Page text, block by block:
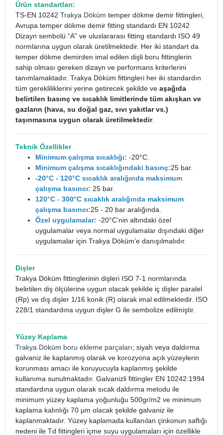
Ürün standartları:
TS-EN 10242 Trakya Döküm temper dökme demir fittingleri,
Avrupa temper dökme demir fitting standardı EN 10242
Dizayn sembolü “A” ve uluslararası fitting standardı ISO 49
normlarına uygun olarak üretilmektedir. Her iki standart da
temper dökme demirden imal edilen dişli boru fittinglerin
sahip olması gereken dizayn ve performans kriterlerini
tanımlamaktadır. Trakya Döküm fittingleri her iki standardın
tüm gerekliliklerini yerine getirecek şekilde ve aşağıda
belirtilen basınç ve sıcaklık limitlerinde tüm akışkan ve
gazların (hava, su doğal gaz, sıvı yakıtlar vs.)
taşınmasına uygun olarak üretilmektedir.
Teknik Özellikler
Minimum çalışma sıcaklığı: -20°C.
Minimum çalışma sıcaklığındaki basınç:25 bar.
-20°C - 120°C sıcaklık aralığında maksimum
çalışma basıncı: 25 bar.
120°C - 300°C sıcaklık aralığında maksimum
çalışma basıncı:25 - 20 bar aralığında.
Özel uygulamalar: -20°C’nin altındaki özel
uygulamalar veya normal uygulamalar dışındaki diğer
uygulamalar için Trakya Döküm’e danışılmalıdır.
Dişler
Trakya Döküm fittinglerinin dişleri ISO 7-1 normlarında
belirtilen diş ölçülerine uygun olacak şekilde iç dişler paralel
(Rp) ve dış dişler 1/16 konik (R) olarak imal edilmektedir. ISO
228/1 standardına uygun dişler G ile sembolize edilmiştir.
Yüzey Kaplama
Trakya Döküm boru ekleme parçaları; siyah veya daldırma
galvaniz ile kaplanmış olarak ve korozyona açık yüzeylerin
korunması amacı ile koruyucuyla kaplanmış şekilde
kullanıma sunulmaktadır. Galvanizli fittingler EN 10242:1994
standardına uygun olarak sıcak daldırma metodu ile
minimum yüzey kaplama yoğunluğu 500gr/m2 ve minimum
kaplama kalınlığı 70 µm olacak şekilde galvaniz ile
kaplanmaktadır. Yüzey kaplamada kullanılan çinkonun saflığı
nedeni ile Td fittingleri içme suyu uygulamaları için özellikle